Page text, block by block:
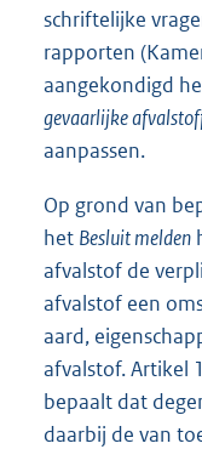
schriftelijke
rapporten
aangekondigd
gevaarlijke
aanpassen.
Op grond van
het Besluit melden
afvalstof de
afvalstof een
aard,
afvalstof. Artikel
bepaalt dat
daarbij de van